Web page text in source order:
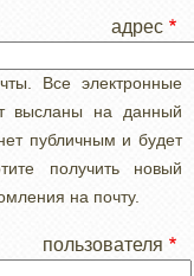
Все электронные
высланы на данный
публичным и будет
получить новый
на почту.